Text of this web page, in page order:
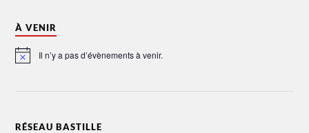
À VENIR
Notice Il n’y a pas d’évènements à venir.
RÉSEAU BASTILLE